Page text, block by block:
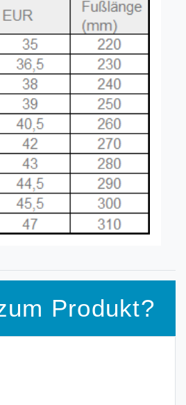
Produkt?